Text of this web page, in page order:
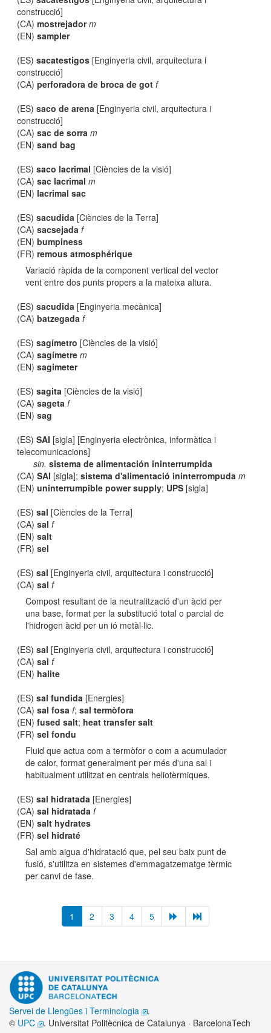
construcció]
(CA)mostrejador m
(EN)sampler
(ES)sacatestigos [Enginyeria civil, arquitectura i
construcció]
(CA)perforadora de broca de got f
(ES)saco de arena [Enginyeria civil, arquitectura i
construcció]
(CA)sac de sorra m
(EN)sand bag
(ES)saco lacrimal [Ciències de la visió]
(CA)sac lacrimal m
(EN) lacrimal sac
(ES)sacudida [Ciències de la Terra]
(CA)sacsejada f
(EN)bumpiness
(FR)remous atmosphérique
Variació ràpida de la component vertical del vector
vent entre dos punts propers a la mateixa altura.
(ES)sacudida [Enginyeria mecànica]
(CA)batzegada f
(ES)sagímetro [Ciències de la visió]
(CA)sagímetre m
(EN)sagimeter
(ES)sagita [Ciències de la visió]
(CA)sageta f
(EN)sag
(ES)SAI [sigla] [Enginyeria electrònica, informàtica i
telecomunicacions]
sin. sistema de alimentación ininterrumpida
(CA)SAI [sigla];sistema d'alimentació ininterrompuda m
(EN)uninterrumpible power supply; UPS [sigla]
(ES)sal [Ciències de la Terra]
(CA)sal f
(EN)salt
(FR)sel
(ES)sal [Enginyeria civil, arquitectura i construcció]
(CA)sal f
Compost resultant de la neutralització d'un àcid per
una base, format per la substitució total o parcial de
l'hidrogen àcid per un ió metàl·lic.
(ES)sal [Enginyeria civil, arquitectura i construcció]
(CA)sal f
(EN) halite
(ES)sal fundida [Energies]
(CA)sal fosa f;sal termòfora
(EN)fused salt; heat transfer salt
(FR)sel fondu
Fluid que actua com a termòfor o com a acumulador
de calor, format generalment per més d'una sal i
habitualment utilitzat en centrals heliotèrmiques.
(ES)sal hidratada [Energies]
(CA)sal hidratada f
(EN)salt hydrates
(FR)sel hidraté
Sal amb aigua d'hidratació que, pel seu baix punt de
fusió, s'utilitza en sistemes d'emmagatzematge tèrmic
per canvi de fase.
1 2 3 4 5
Servei de Llengües i Terminologia
.
© UPC . Universitat Politècnica de Catalunya · BarcelonaTech